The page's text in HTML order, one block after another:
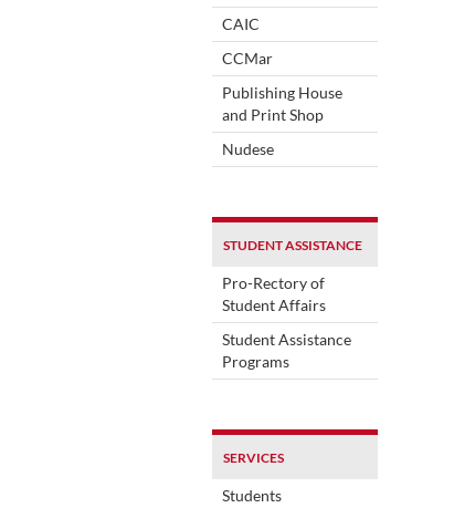
CAIC
CCMar
Publishing House
and Print Shop
Nudese
STUDENT ASSISTANCE
Pro-Rectory of
Student Affairs
Student Assistance
Programs
SERVICES
Students